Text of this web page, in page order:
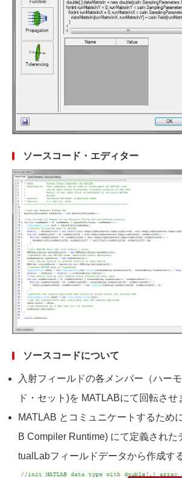
ソースコード・エディター
ソースコードについて
入射フィールドの各メンバー（ハー
ド・セット)を MATLABにて回転させ
MATLAB とコミュニケートするため
B Compiler Runtime) にて定義された
tualLabフィールドデータから作成す